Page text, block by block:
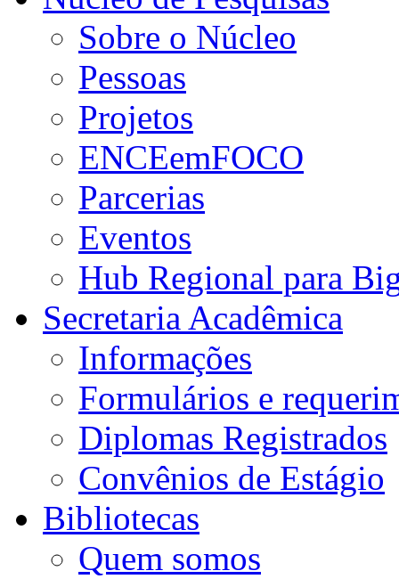
Sobre o Núcleo
Pessoas
Projetos
ENCEemFOCO
Parcerias
Eventos
Hub Regional para
Secretaria Acadêmica
Informações
Formulários e
Diplomas Registrados
Convênios de Estágio
Bibliotecas
Quem somos